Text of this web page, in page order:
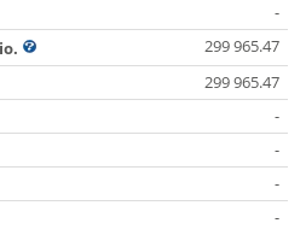
-
299 965.47
299 965.47
-
-
-
-